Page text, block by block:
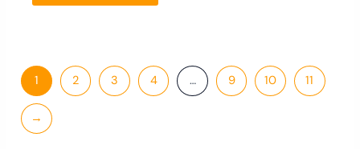
1 2 3 4 … 9 10 11
→